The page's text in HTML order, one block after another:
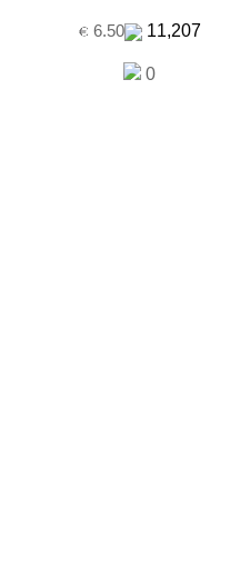
6.50 11,207
0